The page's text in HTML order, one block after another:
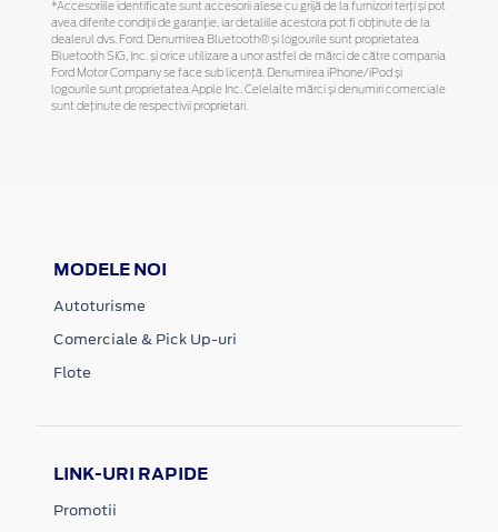
*Accesoriile identificate sunt accesorii alese cu grijă de la furnizori terți și pot
avea diferite condiții de garanție, iar detaliile acestora pot fi obținute de la
dealerul dvs. Ford. Denumirea Bluetooth® și logourile sunt proprietatea
Bluetooth SIG, Inc. și orice utilizare a unor astfel de mărci de către compania
Ford Motor Company se face sub licență. Denumirea iPhone/iPod și
logourile sunt proprietatea Apple Inc. Celelalte mărci și denumiri comerciale
sunt deținute de respectivii proprietari.
MODELE NOI
Autoturisme
Comerciale & Pick Up-uri
Flote
LINK-URI RAPIDE
Promotii